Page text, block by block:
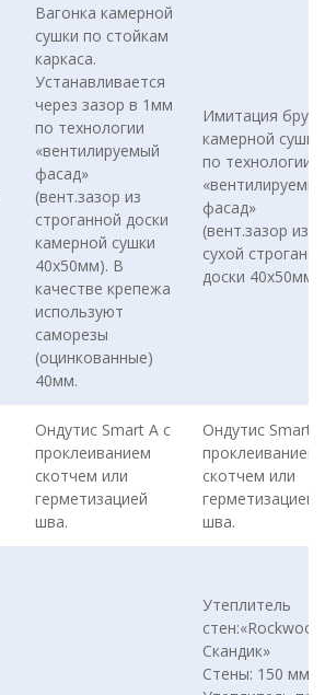
Вагонка камерной
сушки по стойкам
каркаса.
Устанавливается
через зазор в 1мм
по технологии
«вентилируемый
фасад»
(вент.зазор из
строганной доски
камерной сушки
40х50мм). В
качестве крепежа
используют
саморезы
(оцинкованные)
40мм.
Имитация бруса
камерной сушки
по технологии
фасад»
(вент.зазор из
сухой строганой
доски 40х50мм)
Ондутис Smart А с
проклеиванием
скотчем или
герметизацией
шва.
Ондутис Smart
проклеиванием
скотчем или
герметизацией
шва.
Утеплитель
стен:«Rockwool
Скандик»
Стены: 150 мм